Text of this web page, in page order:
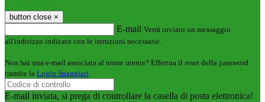
button close ×
E-mail Verrà inviato un messaggio
all'indirizzo indicato con le istruzioni necessarie.
Non hai una e-mail associata al nome utente? Effettua il reset della password
tramite la Login Spaggiari
E-mail inviata, si prega di controllare la casella di posta elettronica!